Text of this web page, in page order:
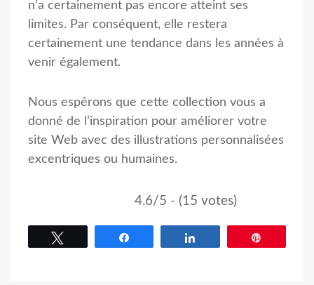
n’a certainement pas encore atteint ses
limites. Par conséquent, elle restera
certainement une tendance dans les années à
venir également.
Nous espérons que cette collection vous a
donné de l’inspiration pour améliorer votre
site Web avec des illustrations personnalisées
excentriques ou humaines.
4.6/5 - (15 votes)